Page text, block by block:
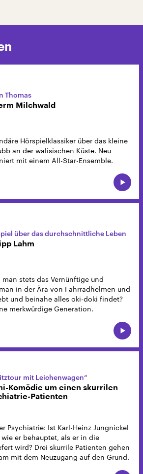
Thomas
Milchwald
Hörspielklassiker über das kleine
an der walisischen Küste. Neu
mit einem All-Star-Ensemble.
über das durchschnittliche Leben
Lahm
man stets das Vernünftige und
in der Ära von Fahrradhelmen und
und beinahe alles oki-doki findet?
merkwürdige Generation.
mit Leichenwagen“
Komödie um einen skurrilen
Patienten
Psychiatrie: Ist Karl-Heinz Jungnickel
er behauptet, als er in die
wird? Drei skurrile Patienten gehen
mit dem Neuzugang auf den Grund.